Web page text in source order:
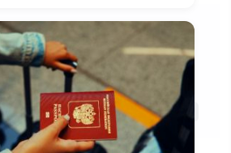
REDACCIÓN
Actualizado: 15/10/2020 - 17:06
Facebook
X WhatsApp
Copy
Link
Guardar